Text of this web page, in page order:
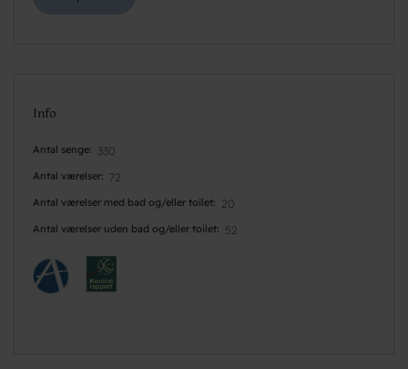
Info
Antal senge 330
Antal værelser 72
Antal værelser med bad og/eller toilet 20
Antal værelser uden bad og/eller toilet 52